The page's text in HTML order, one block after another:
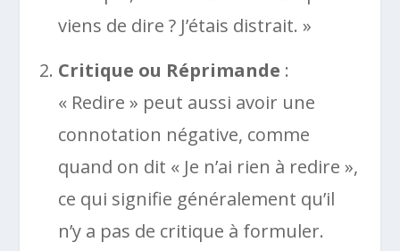
viens de dire ? J’étais distrait. »
Critique ou Réprimande :
« Redire » peut aussi avoir une
connotation négative, comme
quand on dit « Je n’ai rien à redire »,
ce qui signifie généralement qu’il
n’y a pas de critique à formuler.